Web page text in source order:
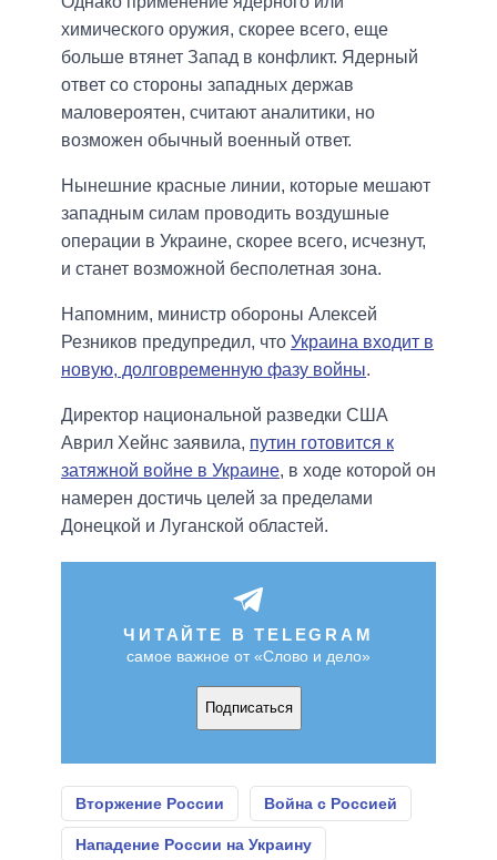
химического оружия, скорее всего, еще
больше втянет Запад в конфликт. Ядерный
ответ со стороны западных держав
маловероятен, считают аналитики, но
возможен обычный военный ответ.
Нынешние красные линии, которые мешают
западным силам проводить воздушные
операции в Украине, скорее всего, исчезнут,
и станет возможной бесполетная зона.
Напомним, министр обороны Алексей
Резников предупредил, что Украина входит в
новую, долговременную фазу войны.
Директор национальной разведки США
Аврил Хейнс заявила, путин готовится к
затяжной войне в Украине, в ходе которой он
намерен достичь целей за пределами
Донецкой и Луганской областей.
ЧИТАЙТЕ В TELEGRAM
самое важное от «Слово и дело»
Подписаться
Вторжение России Война с Россией
Нападение России на Украину